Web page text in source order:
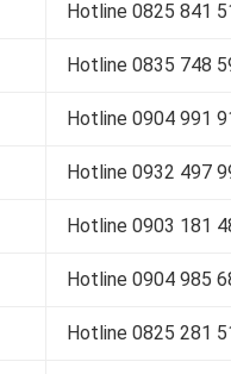
Hotline 0825 841
Hotline 0835 748
Hotline 0904 991
Hotline 0932 497
Hotline 0903 181
Hotline 0904 985
Hotline 0825 281